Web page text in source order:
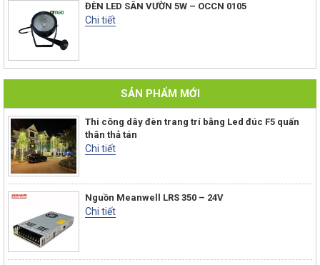
ĐÈN LED SÂN VƯỜN 5W – OCCN 0105
Chi tiết
SẢN PHẨM MỚI
Thi công dây đèn trang trí bằng Led đúc F5 quấn
thân thả tán
Chi tiết
Nguồn Meanwell LRS 350 – 24V
Chi tiết